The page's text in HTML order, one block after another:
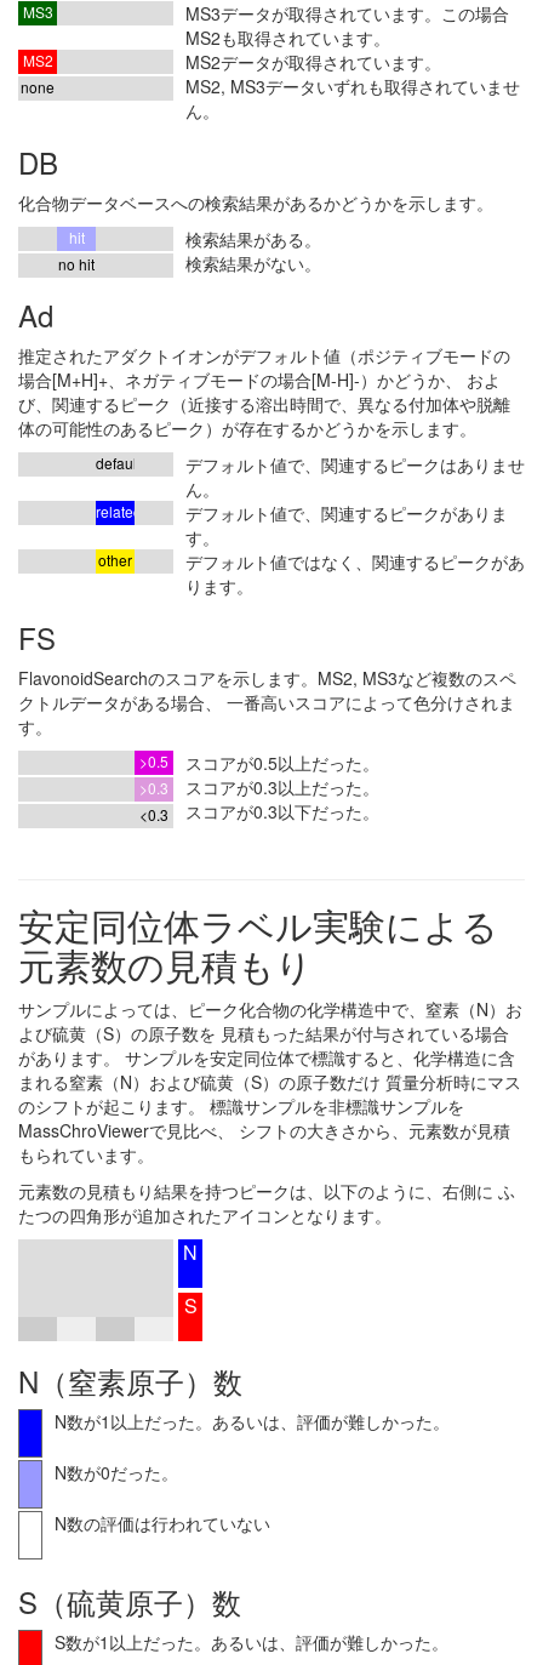
MS3
MS3データが取得されています。この場合
MS2も取得されています。
MS2 MS2データが取得されています。
none
MS2, MS3データいずれも取得されていませ
ん。
DB
化合物データベースへの検索結果があるかどうかを示します。
hit 検索結果がある。
no hit 検索結果がない。
Ad
推定されたアダクトイオンがデフォルト値（ポジティブモードの
場合[M+H]+、ネガティブモードの場合[M-H]-）かどうか、 およ
び、関連するピーク（近接する溶出時間で、異なる付加体や脱離
体の可能性のあるピーク）が存在するかどうかを示します。
default
デフォルト値で、関連するピークはありませ
ん。
related
デフォルト値で、関連するピークがありま
す。
other
デフォルト値ではなく、関連するピークがあ
ります。
FS
FlavonoidSearchのスコアを示します。MS2, MS3など複数のスペ
クトルデータがある場合、 一番高いスコアによって色分けされま
す。
>0.5 スコアが0.5以上だった。
>0.3 スコアが0.3以上だった。
<0.3 スコアが0.3以下だった。
安定同位体ラベル実験による
元素数の見積もり
サンプルによっては、ピーク化合物の化学構造中で、窒素（N）お
よび硫黄（S）の原子数を 見積もった結果が付与されている場合
があります。 サンプルを安定同位体で標識すると、化学構造に含
まれる窒素（N）および硫黄（S）の原子数だけ 質量分析時にマス
のシフトが起こります。 標識サンプルを非標識サンプルを
MassChroViewerで見比べ、 シフトの大きさから、元素数が見積
もられています。
元素数の見積もり結果を持つピークは、以下のように、右側に ふ
たつの四角形が追加されたアイコンとなります。
N
S
N（窒素原子）数
N数が1以上だった。あるいは、評価が難しかった。
N数が0だった。
N数の評価は行われていない
S（硫黄原子）数
S数が1以上だった。あるいは、評価が難しかった。